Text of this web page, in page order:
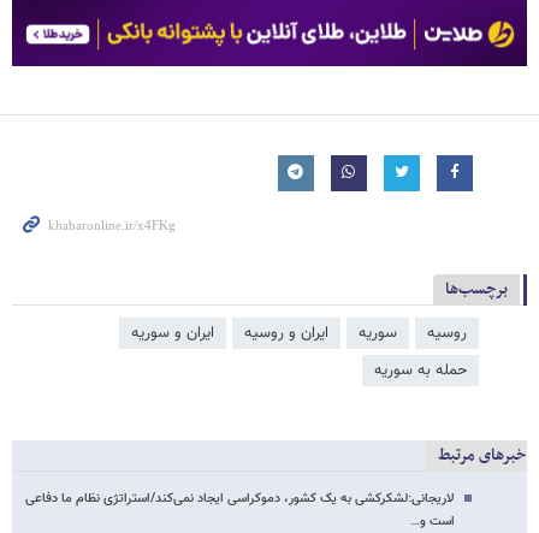
برچسب‌ها
روسیه سوریه ایران و روسیه
ایران و سوریه
حمله به سوریه
خبرهای مرتبط
لاریجانی:لشکرکشی به یک کشور، دموکراسی ایجاد نمی‌کند/استراتژی نظام ما دفاعی
است و…